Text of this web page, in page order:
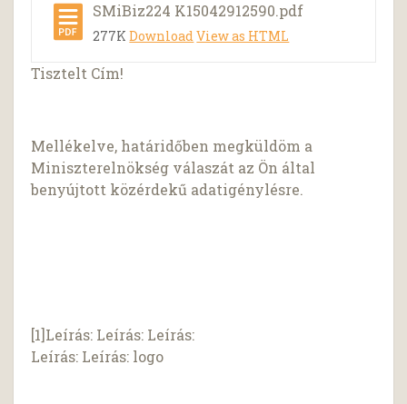
SMiBiz224 K15042912590.pdf
277KDownloadView as HTML
Tisztelt Cím!
Mellékelve, határidőben megküldöm a
Miniszterelnökség válaszát az Ön által
benyújtott közérdekű adatigénylésre.
[1]Leírás: Leírás: Leírás:
Leírás: Leírás: logo